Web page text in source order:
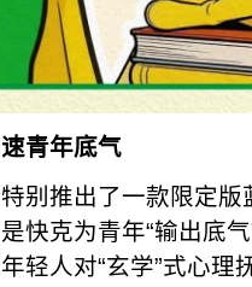
青年底气
别推出了一款限定
快克为青年“输出底
轻人对“玄学”式心理